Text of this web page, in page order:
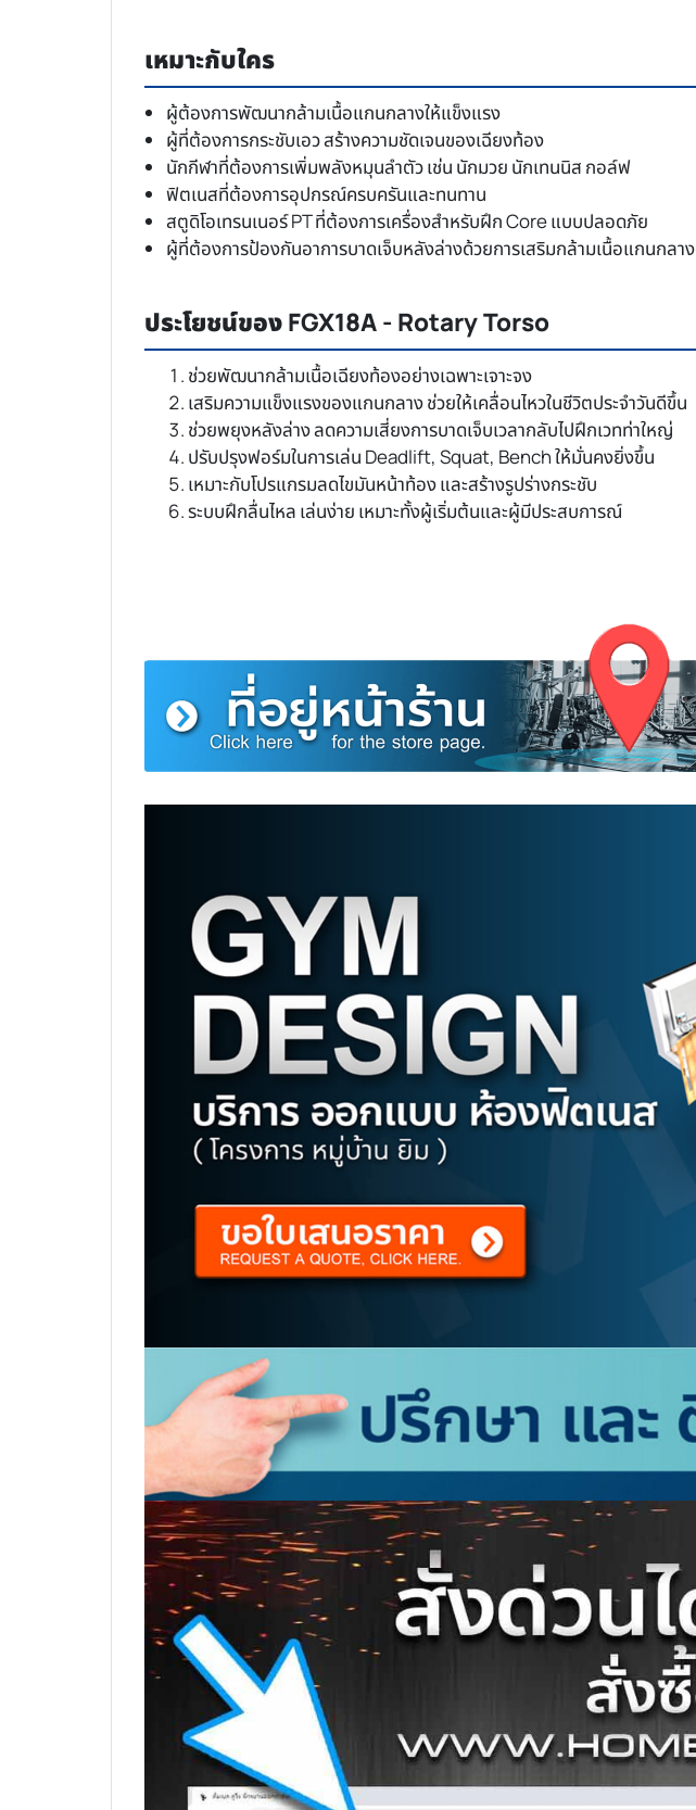
เหมาะกับใคร
ผู้ต้องการพัฒนากล้ามเนื้อแกนกลางให้แข็งแรง
ผู้ที่ต้องการกระชับเอว สร้างความชัดเจนของเฉียงท้อง
นักกีฬาที่ต้องการเพิ่มพลังหมุนลำตัว เช่น นักมวย นักเทนนิส กอล์ฟ
ฟิตเนสที่ต้องการอุปกรณ์ครบครันและทนทาน
สตูดิโอเทรนเนอร์ PT ที่ต้องการเครื่องสำหรับฝึก Core แบบปลอดภัย
ผู้ที่ต้องการป้องกันอาการบาดเจ็บหลังล่างด้วยการเสริมกล้ามเนื้อแกนกลาง
ประโยชน์ของ FGX18A - Rotary Torso
ช่วยพัฒนากล้ามเนื้อเฉียงท้องอย่างเฉพาะเจาะจง
เสริมความแข็งแรงของแกนกลาง ช่วยให้เคลื่อนไหวในชีวิตประจำวันดีขึ้น
ช่วยพยุงหลังล่าง ลดความเสี่ยงการบาดเจ็บเวลากลับไปฝึกเวทท่าใหญ่
ปรับปรุงฟอร์มในการเล่น Deadlift, Squat, Bench ให้มั่นคงยิ่งขึ้น
เหมาะกับโปรแกรมลดไขมันหน้าท้อง และสร้างรูปร่างกระชับ
ระบบฝึกลื่นไหล เล่นง่าย เหมาะทั้งผู้เริ่มต้นและผู้มีประสบการณ์